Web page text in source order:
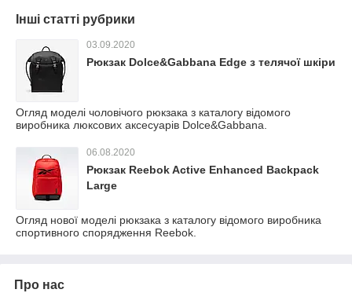
Інші статті рубрики
03.09.2020
Рюкзак Dolce&Gabbana Edge з телячої шкіри
Огляд моделі чоловічого рюкзака з каталогу відомого
виробника люксових аксесуарів Dolce&Gabbana.
06.08.2020
Рюкзак Reebok Active Enhanced Backpack
Large
Огляд нової моделі рюкзака з каталогу відомого виробника
спортивного спорядження Reebok.
Про нас